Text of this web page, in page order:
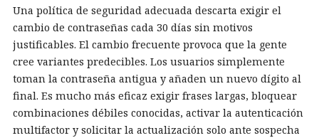
Una política de seguridad adecuada descarta exigir el
cambio de contraseñas cada 30 días sin motivos
justificables. El cambio frecuente provoca que la gente
cree variantes predecibles. Los usuarios simplemente
toman la contraseña antigua y añaden un nuevo dígito al
final. Es mucho más eficaz exigir frases largas, bloquear
combinaciones débiles conocidas, activar la autenticación
multifactor y solicitar la actualización solo ante sospecha